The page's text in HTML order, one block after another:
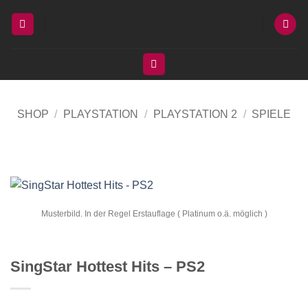
Inhalt
SHOP / PLAYSTATION / PLAYSTATION 2 / SPIELE
Musterbild. In der Regel Erstauflage ( Platinum o.ä. möglich )
SingStar Hottest Hits – PS2